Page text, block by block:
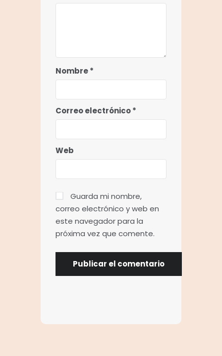
Nombre*
Correo electrónico*
Web
Guarda mi nombre,
correo electrónico y web en
este navegador para la
próxima vez que comente.